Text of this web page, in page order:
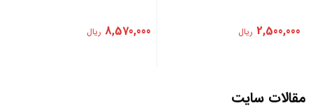
2,500,000 ریال 8,570,000 ریال
مقالات سایت